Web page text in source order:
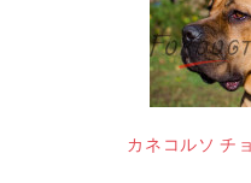
カネコルソ